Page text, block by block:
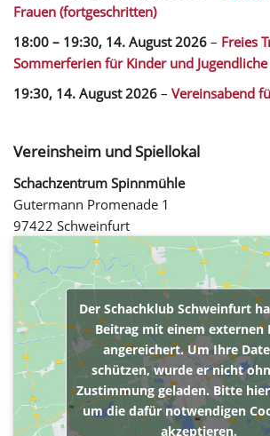
Frauen (fortgeschritten)
18:00 – 19:30, 14. August 2026 – Freies
Sommerferien für Kinder und Jugendliche
19:30, 14. August 2026 – Vereinsabend
Vereinsheim und Spiellokal
Schachzentrum Spinnmühle
Gutermann Promenade 1
97422 Schweinfurt
Der Schachklub Schweinfurt
Beitrag mit einem externen
angereichert. Um Ihre
schützen, wurde er nicht
Zustimmung geladen. Bitte
um die dafür notwendigen
akzeptieren.